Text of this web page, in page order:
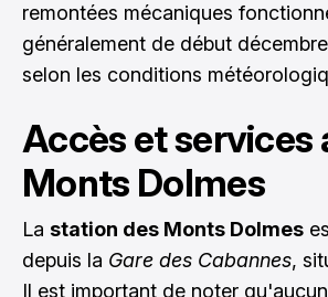
remontées mécaniques
généralement de début
selon les conditions
Accès et services
Monts Dolmes
La station des Monts Dolmes
depuis la Gare des Cabannes,
Il est important de noter